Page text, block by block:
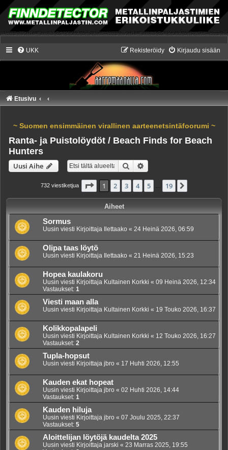
UKK Kirjaudu sisään
Rekisteröidy
Etusivu
~ Suomen ensimmäinen virallinen aarteenetsintäfoorumi ~
Ranta- ja Puistolöydöt / Beach Finds for Beach
Hunters
Uusi Aihe Etsi
732 viestiketjua Sivu /19
1 2 3 4 5 19
Aiheet
Sormus
Uusin viesti Kirjoittaja Ilettaako « 24 Heinä 2026, 06:59
Olipa taas löytö
Uusin viesti Kirjoittaja Ilettaako « 21 Heinä 2026, 15:23
Hopea kaulakoru
Uusin viesti Kirjoittaja Kultainen Korkki « 09 Heinä 2026, 12:34
Vastaukset: 1
Viesti maan alla
Uusin viesti Kirjoittaja Kultainen Korkki « 19 Touko 2026, 16:37
Kolikkopalapeli
Uusin viesti Kirjoittaja Kultainen Korkki « 12 Touko 2026, 16:27
Vastaukset: 2
Tupla-hopsut
Uusin viesti Kirjoittaja jbro « 17 Huhti 2026, 12:55
Kauden ekat hopeat
Uusin viesti Kirjoittaja jbro « 02 Huhti 2026, 14:44
Vastaukset: 1
Kauden hiluja
Uusin viesti Kirjoittaja jbro « 07 Joulu 2025, 22:37
Vastaukset: 5
Aloittelijan löytöjä kaudelta 2025
Uusin viesti Kirjoittaja jarski « 23 Marras 2025, 19:55